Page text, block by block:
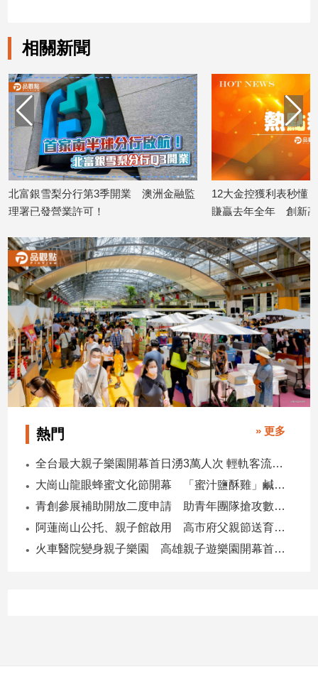
親
子/
感
情
藝
術
／
文
創
／
電
影
薦
科
技/
遊
戲
運
動
寵
物
Pet
專
區
相關新聞
北富銀雪梨分行第3季開業 澳洲金融監
理署已發營業許可！
12大金控獲利表秒懂
賺贏去年全年 創新
熱門 » 更多
全台最大親子樂園開幕首日湧3萬人次 輕軌客流增20倍
大崗山龍眼蜂蜜文化節開幕 「蜜汁鹽酥雞」鹹甜跨界搶話題
青創參展補助開放二度申請 助青年團隊搶攻數位轉型商機
阿蓮崗山公托、親子館啟用 高市府父親節送育兒暖禮
火車醫院變身親子樂園 高雄親子遊樂園開幕首日爆棚